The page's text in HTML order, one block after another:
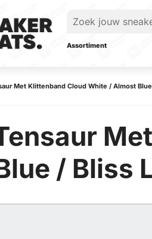
Assortiment
Met Klittenband Cloud White / Almost
/ Bliss